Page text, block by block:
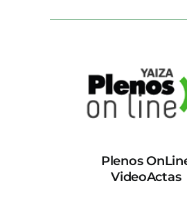
Plenos
VideoActas